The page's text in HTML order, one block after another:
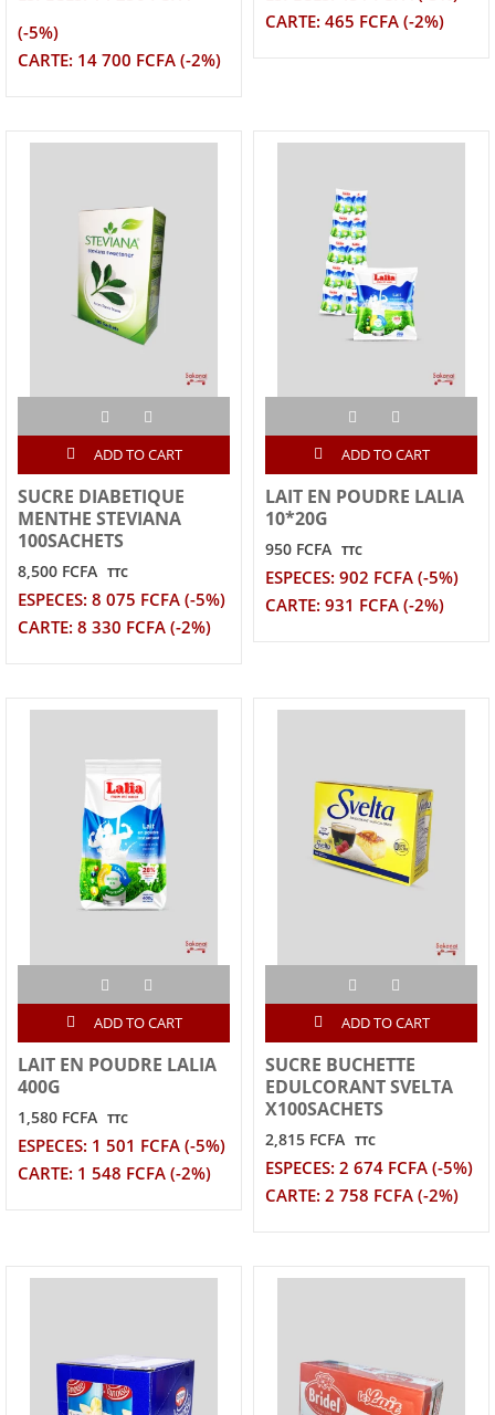
(-5%)
CARTE: 14 700 FCFA (-2%)
CARTE: 465 FCFA (-2%)
ADD TO CART
SUCRE DIABETIQUE
MENTHE STEVIANA
100SACHETS
8,500 FCFA TTC
ESPECES: 8 075 FCFA (-5%)
CARTE: 8 330 FCFA (-2%)
ADD TO CART
LAIT EN POUDRE LALIA
10*20G
950 FCFA TTC
ESPECES: 902 FCFA (-5%)
CARTE: 931 FCFA (-2%)
ADD TO CART
LAIT EN POUDRE LALIA
400G
1,580 FCFA TTC
ESPECES: 1 501 FCFA (-5%)
CARTE: 1 548 FCFA (-2%)
ADD TO CART
SUCRE BUCHETTE
EDULCORANT SVELTA
X100SACHETS
2,815 FCFA TTC
ESPECES: 2 674 FCFA (-5%)
CARTE: 2 758 FCFA (-2%)